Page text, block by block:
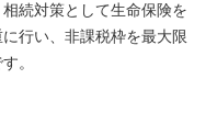
続対策として生命保険を
行い、非課税枠を最大限
。